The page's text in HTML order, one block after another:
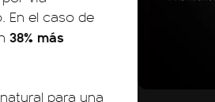
En el caso de
38% más